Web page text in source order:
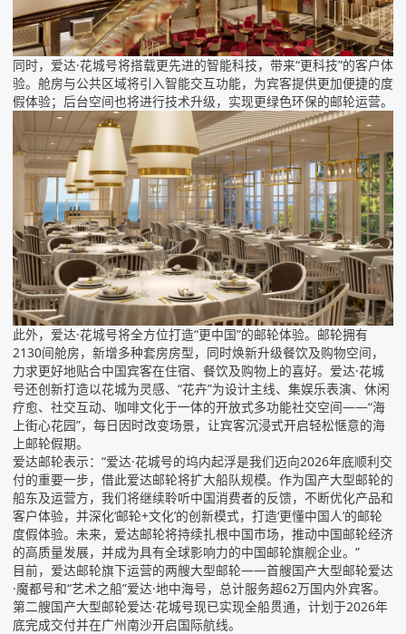
同时，爱达·花城号将搭载更先进的智能科技，带来“更科技”的客户体
验。舱房与公共区域将引入智能交互功能，为宾客提供更加便捷的度
假体验；后台空间也将进行技术升级，实现更绿色环保的邮轮运营。
此外，爱达·花城号将全方位打造“更中国”的邮轮体验。邮轮拥有
2130间舱房，新增多种套房房型，同时焕新升级餐饮及购物空间，
力求更好地贴合中国宾客在住宿、餐饮及购物上的喜好。爱达·花城
号还创新打造以花城为灵感、“花卉”为设计主线、集娱乐表演、休闲
疗愈、社交互动、咖啡文化于一体的开放式多功能社交空间——“海
上街心花园”，每日因时改变场景，让宾客沉浸式开启轻松惬意的海
上邮轮假期。
爱达邮轮表示：“爱达·花城号的坞内起浮是我们迈向2026年底顺利交
付的重要一步，借此爱达邮轮将扩大船队规模。作为国产大型邮轮的
船东及运营方，我们将继续聆听中国消费者的反馈，不断优化产品和
客户体验，并深化‘邮轮+文化’的创新模式，打造‘更懂中国人’的邮轮
度假体验。未来，爱达邮轮将持续扎根中国市场，推动中国邮轮经济
的高质量发展，并成为具有全球影响力的中国邮轮旗舰企业。”
目前，爱达邮轮旗下运营的两艘大型邮轮——首艘国产大型邮轮爱达
·魔都号和“艺术之船”爱达·地中海号，总计服务超62万国内外宾客。
第二艘国产大型邮轮爱达·花城号现已实现全船贯通，计划于2026年
底完成交付并在广州南沙开启国际航线。